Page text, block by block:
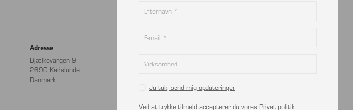
Adresse
Bjælkevangen 9
2690 Karlslunde
Danmark
info@viptec.dk
CVR: 27527213
Ja tak, send mig opdateringer
Ved at trykke tilmeld accepterer du vores Privat politik.